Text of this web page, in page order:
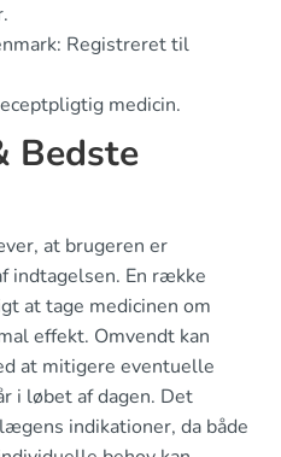
Registreret til
medicin.
Bedste
at brugeren er
indtagelsen. En række
at tage medicinen om
effekt. Omvendt kan
at mitigere eventuelle
i løbet af dagen. Det
indikationer, da både